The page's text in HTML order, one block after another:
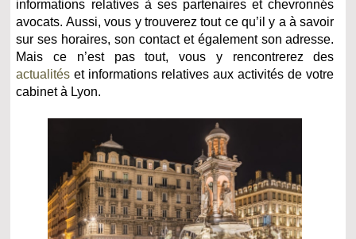
informations relatives à ses partenaires et chevronnés
avocats. Aussi, vous y trouverez tout ce qu’il y a à savoir
sur ses horaires, son contact et également son adresse.
Mais ce n’est pas tout, vous y rencontrerez des
actualités et informations relatives aux activités de votre
cabinet à Lyon.